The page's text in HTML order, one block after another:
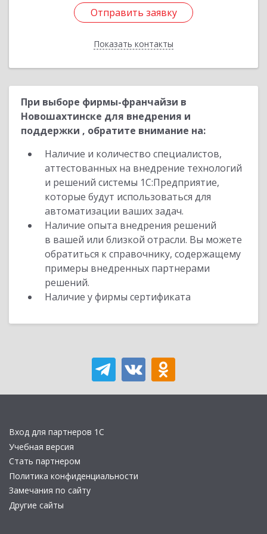
Отправить заявку
Показать контакты
Отправить заявку
Назад
При выборе фирмы-франчайзи в
Новошахтинске для внедрения и
поддержки , обратите внимание на:
Наличие и количество специалистов,
аттестованных на внедрение технологий
и решений системы 1С:Предприятие,
которые будут использоваться для
автоматизации ваших задач.
Наличие опыта внедрения решений
в вашей или близкой отрасли. Вы можете
обратиться к справочнику, содержащему
примеры внедренных партнерами
решений.
Наличие у фирмы сертификата
Вход для партнеров 1С
Учебная версия
Стать партнером
Политика конфиденциальности
Замечания по сайту
Другие сайты